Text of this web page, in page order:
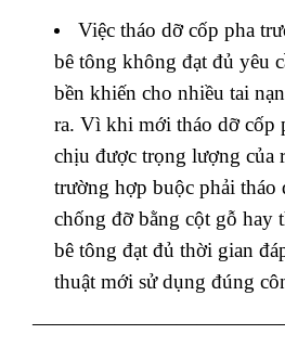
Việc tháo dỡ cốp pha
bê tông không đạt đủ yêu
bền khiến cho nhiều tai
ra. Vì khi mới tháo dỡ cốp
chịu được trọng lượng của
trường hợp buộc phải tháo
chống đỡ bằng cột gỗ hay
bê tông đạt đủ thời gian
thuật mới sử dụng đúng